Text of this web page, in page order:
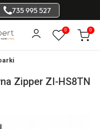
735 995 527
0 0
Zipper ZI-HS8TN